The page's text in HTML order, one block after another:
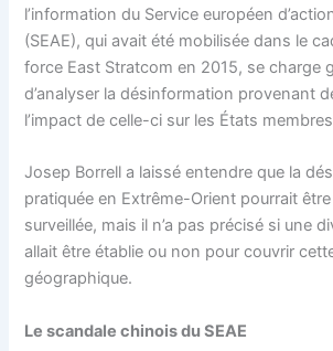
l’information du Service européen
(SEAE), qui avait été mobilisée dans le
force East Stratcom en 2015, se charge
d’analyser la désinformation provenant
l’impact de celle-ci sur les États
Josep Borrell a laissé entendre que la
pratiquée en Extrême-Orient pourrait
surveillée, mais il n’a pas précisé si une
allait être établie ou non pour couvrir
géographique.
Le scandale chinois du SEAE